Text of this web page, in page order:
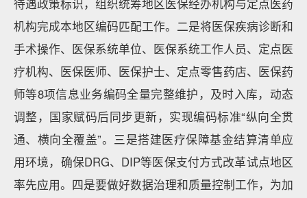
待遇政策标识，组织统筹地区医保经办机构与定点医药
机构完成本地区编码匹配工作。二是将医保疾病诊断和
手术操作、医保系统单位、医保系统工作人员、定点医
疗机构、医保医师、医保护士、定点零售药店、医保药
师等8项信息业务编码全量完整维护，及时入库，动态
调整，国家赋码后同步更新，实现编码标准“纵向全贯
通、横向全覆盖”。三是搭建医疗保障基金结算清单应
用环境，确保DRG、DIP等医保支付方式改革试点地区
率先应用。四是要做好数据治理和质量控制工作，为加